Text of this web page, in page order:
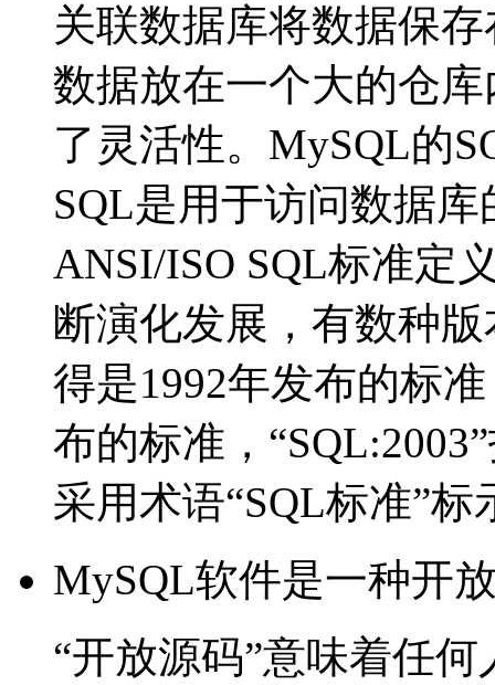
关联数据库将数据保
数据放在一个大的仓
了灵活性。MySQL的
SQL是用于访问数据
ANSI/ISO SQL标准定
断演化发展，有数种
得是1992年发布的标
布的标准，
采用术语“SQL标准”
MySQL软件是一种开
“开放源码”意味着任